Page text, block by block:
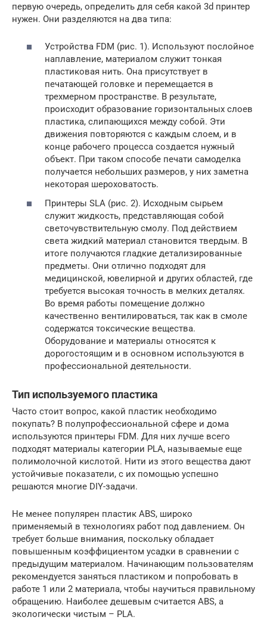
первую очередь, определить для себя какой 3d принтер
нужен. Они разделяются на два типа:
Устройства FDM (рис. 1). Используют послойное
наплавление, материалом служит тонкая
пластиковая нить. Она присутствует в
печатающей головке и перемещается в
трехмерном пространстве. В результате,
происходит образование горизонтальных слоев
пластика, слипающихся между собой. Эти
движения повторяются с каждым слоем, и в
конце рабочего процесса создается нужный
объект. При таком способе печати самоделка
получается небольших размеров, у них заметна
некоторая шероховатость.
Принтеры SLA (рис. 2). Исходным сырьем
служит жидкость, представляющая собой
светочувствительную смолу. Под действием
света жидкий материал становится твердым. В
итоге получаются гладкие детализированные
предметы. Они отлично подходят для
медицинской, ювелирной и других областей, где
требуется высокая точность в мелких деталях.
Во время работы помещение должно
качественно вентилироваться, так как в смоле
содержатся токсические вещества.
Оборудование и материалы относятся к
дорогостоящим и в основном используются в
профессиональной деятельности.
Тип используемого пластика
Часто стоит вопрос, какой пластик необходимо
покупать? В полупрофессиональной сфере и дома
используются принтеры FDM. Для них лучше всего
подходят материалы категории PLA, называемые еще
полимолочной кислотой. Нити из этого вещества дают
устойчивые показатели, с их помощью успешно
решаются многие DIY-задачи.
Не менее популярен пластик ABS, широко
применяемый в технологиях работ под давлением. Он
требует больше внимания, поскольку обладает
повышенным коэффициентом усадки в сравнении с
предыдущим материалом. Начинающим пользователям
рекомендуется заняться пластиком и попробовать в
работе 1 или 2 материала, чтобы научиться правильному
обращению. Наиболее дешевым считается ABS, а
экологически чистым – PLA.